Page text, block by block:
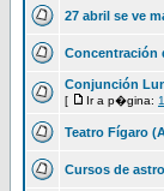
27 abril se ve
Concentración
Conjunción
[ Ir a p�gina: 1
Teatro Fígaro
Cursos de